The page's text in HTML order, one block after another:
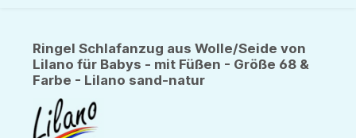
Ringel Schlafanzug aus Wolle/Seide von
Lilano für Babys - mit Füßen - Größe 68 &
Farbe - Lilano sand-natur